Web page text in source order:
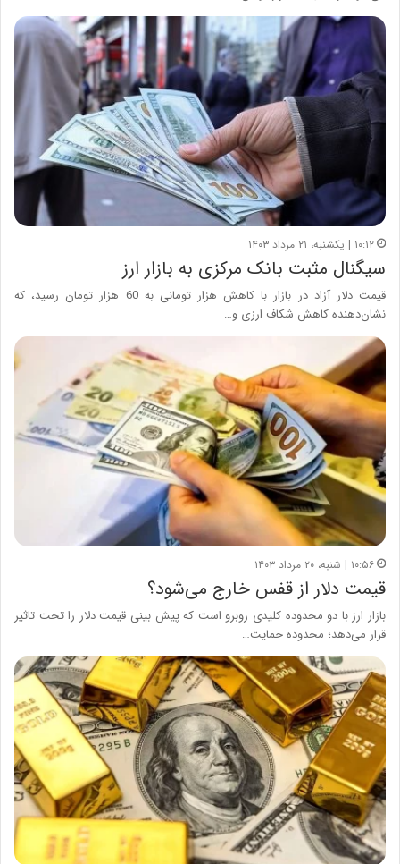
۱۰:۱۲ | یکشنبه، ۲۱ مرداد ۱۴۰۳
سیگنال مثبت بانک مرکزی به بازار ارز
قیمت دلار آزاد در بازار با کاهش هزار تومانی به 60 هزار تومان رسید، که
نشان‌دهنده کاهش شکاف ارزی و…
۱۰:۵۶ | شنبه، ۲۰ مرداد ۱۴۰۳
قیمت دلار از قفس خارج می‌شود؟
بازار ارز با دو محدوده کلیدی روبرو است که پیش بینی قیمت دلار را تحت تاثیر
قرار می‌دهد؛ محدوده حمایت…